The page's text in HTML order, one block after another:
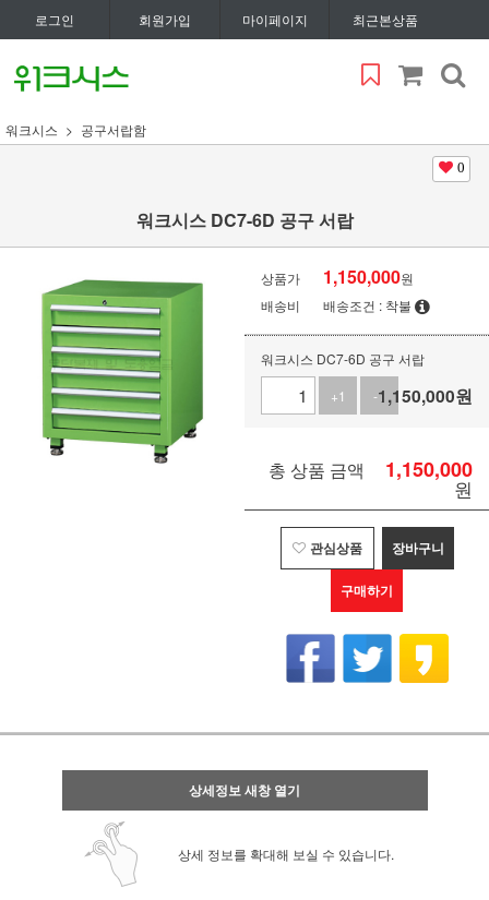
로그인 회원가입 마이페이지 최근본상품
워크시스 공구서랍함
0
워크시스 DC7-6D 공구 서랍
상품가 1,150,000원
배송비
배송조건 : 착불
워크시스 DC7-6D 공구 서랍
+1
-11,150,000원
총 상품 금액 1,150,000
원
관심상품 장바구니
구매하기
상세정보 새창 열기
상세 정보를 확대해 보실 수 있습니다.